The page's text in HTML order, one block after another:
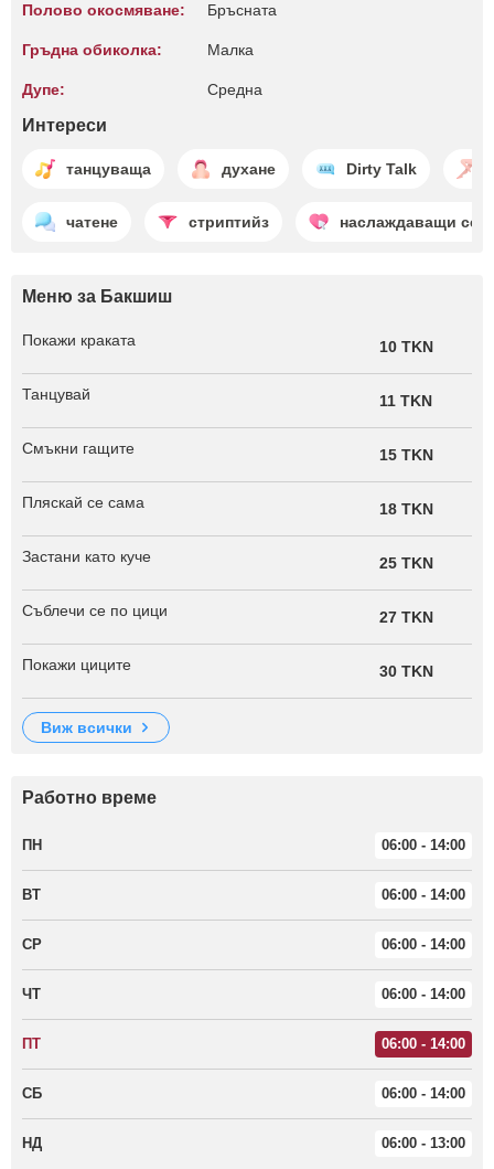
Полово окосмяване: Бръсната
Гръдна обиколка: Малкa
Дупе: Среднa
Интереси
танцуваща духане Dirty Talk
чатене стриптийз наслаждаващи се
Меню за Бакшиш
Покажи краката 10 TKN
Танцувай 11 TKN
Смъкни гащите 15 TKN
Пляскай се сама 18 TKN
Застани като куче 25 TKN
Съблечи се по цици 27 TKN
Покажи циците 30 TKN
виж всички
Работно време
ПН 06:00 - 14:00
ВТ 06:00 - 14:00
СР 06:00 - 14:00
ЧТ 06:00 - 14:00
ПТ 06:00 - 14:00
СБ 06:00 - 14:00
НД 06:00 - 13:00